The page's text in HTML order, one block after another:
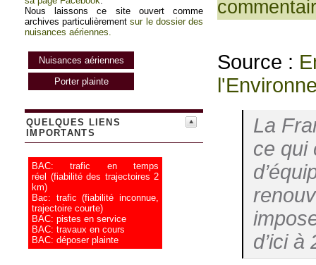
Nous laissons ce site ouvert comme
archives particulièrementsur le dossier des
nuisances aériennes.
Nuisances aériennes
Porter plainte
QUELQUES LIENS
IMPORTANTS
BAC: trafic en temps
réel (fiabilité des trajectoires 2
km)
Bac: trafic (fiabilité inconnue,
trajectoire courte)
BAC: pistes en service
BAC: travaux en cours
BAC: déposer plainte
Source :
La
ce qui
d’ici à